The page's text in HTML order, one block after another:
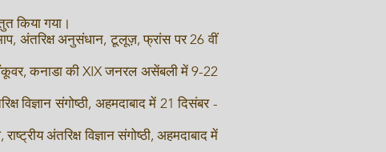
किया गया।
अंतरिक्ष अनुसंधान, टूलूज़, फ्रांस पर 26 वीं
कनाडा की XIX जनरल असेंबली में 9-22
विज्ञान संगोष्ठी, अहमदाबाद में 21 दिसंबर -
अंतरिक्ष विज्ञान संगोष्ठी, अहमदाबाद में